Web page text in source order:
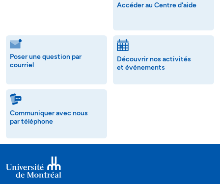
Accéder au Centre d'aide
Poser une question par
courriel
Découvrir nos activités
et événements
Communiquer avec nous
par téléphone